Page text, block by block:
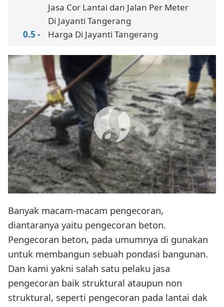
Jasa Cor Lantai dan Jalan Per Meter
Di Jayanti Tangerang
Harga Di Jayanti Tangerang
Banyak macam-macam pengecoran,
diantaranya yaitu pengecoran beton.
Pengecoran beton, pada umumnya di gunakan
untuk membangun sebuah pondasi bangunan.
Dan kami yakni salah satu pelaku jasa
pengecoran baik struktural ataupun non
struktural, seperti pengecoran pada lantai dak